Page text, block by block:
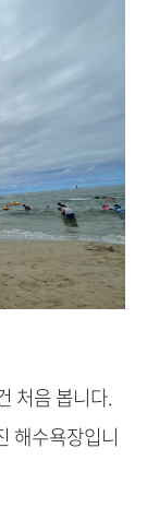
처음 봅니다.
해수욕장입니